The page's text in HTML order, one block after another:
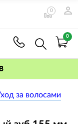
0
0
за волосами